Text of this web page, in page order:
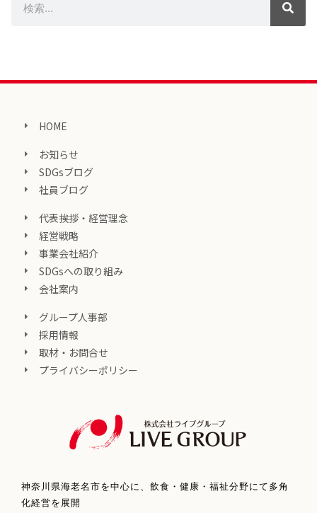
HOME
お知らせ
SDGsブログ
社員ブログ
代表挨拶・経営理念
経営戦略
事業会社紹介
SDGsへの取り組み
会社案内
グループ人事部
採用情報
取材・お問合せ
プライバシーポリシー
神奈川県海老名市を中心に、飲食・健康・福祉分野にて多角
化経営を展開